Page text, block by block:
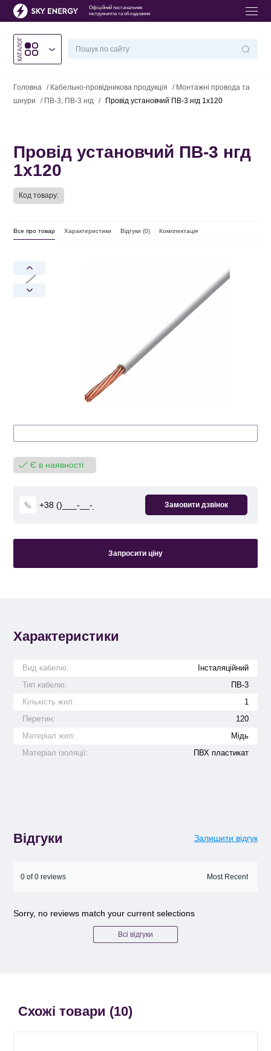
Офіційний постачальник
інструментів та обладнання
КАТАЛОГ
Головна / Кабельно-провідникова продукція / Монтажні провода та
шнури
/ ПВ-3, ПВ-3 нгд / Провід установчий ПВ-3 нгд 1х120
Провід установчий ПВ-3 нгд
1х120
Код товару:
Все про товар Характеристики Відгуки (0) Комплектація
Є в наявності
Запросити ціну
Характеристики
Вид кабелю:
Інсталяційний
Тип кабелю:
ПВ-3
Кількість жил:
1
Перетин:
120
Матеріал жил:
Мідь
Матеріал ізоляції:
ПВХ пластикат
Відгуки Залишити відгук
0 of 0 reviews
Sorry, no reviews match your current selections
Всі відгуки
Схожі товари (10)